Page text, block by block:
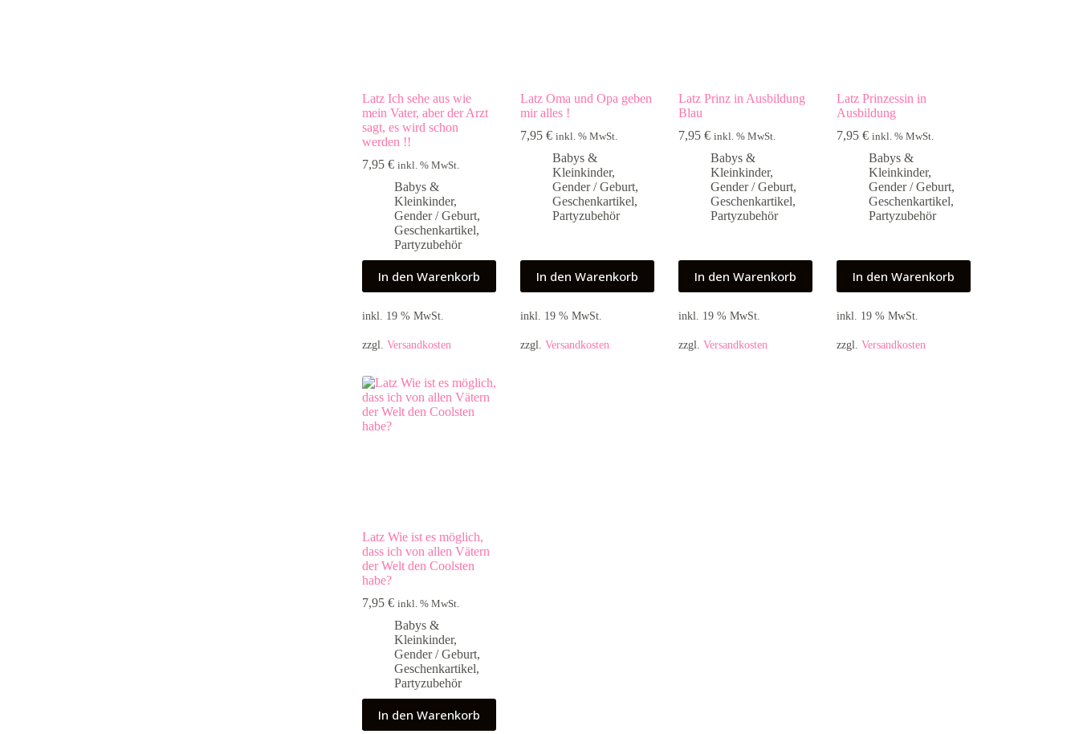
Latz Ich sehe aus wie
mein Vater, aber der Arzt
sagt, es wird schon
werden !!
7,95€ inkl. % MwSt.
Babys &
Kleinkinder,
Gender / Geburt,
Geschenkartikel,
Partyzubehör
In den Warenkorb
inkl. 19 % MwSt.
zzgl.Versandkosten
Latz Oma und Opa geben
mir alles !
7,95€ inkl. % MwSt.
Babys &
Kleinkinder,
Gender / Geburt,
Geschenkartikel,
Partyzubehör
In den Warenkorb
inkl. 19 % MwSt.
zzgl.Versandkosten
Latz Prinz in Ausbildung
Blau
7,95€ inkl. % MwSt.
Babys &
Kleinkinder,
Gender / Geburt,
Geschenkartikel,
Partyzubehör
In den Warenkorb
inkl. 19 % MwSt.
zzgl.Versandkosten
Latz Prinzessin in
Ausbildung
7,95€ inkl. % MwSt.
Babys &
Kleinkinder,
Gender / Geburt,
Geschenkartikel,
Partyzubehör
In den Warenkorb
inkl. 19 % MwSt.
zzgl.Versandkosten
Latz Wie ist es möglich,
dass ich von allen Vätern
der Welt den Coolsten
habe?
7,95€ inkl. % MwSt.
Babys &
Kleinkinder,
Gender / Geburt,
Geschenkartikel,
Partyzubehör
In den Warenkorb